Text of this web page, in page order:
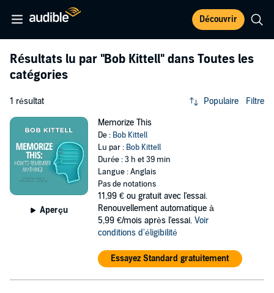
Découvrir
Résultats lu par "Bob Kittell" dans Toutes les
catégories
1 résultat Populaire Filtre
Aperçu
Memorize This
De : Bob Kittell
Lu par : Bob Kittell
Durée : 3 h et 39 min
Langue : Anglais
Pas de notations
11,99 € ou gratuit avec l'essai.
Renouvellement automatique à
5,99 €/mois après l'essai. Voir
conditions d'éligibilité
Essayez Standard gratuitement